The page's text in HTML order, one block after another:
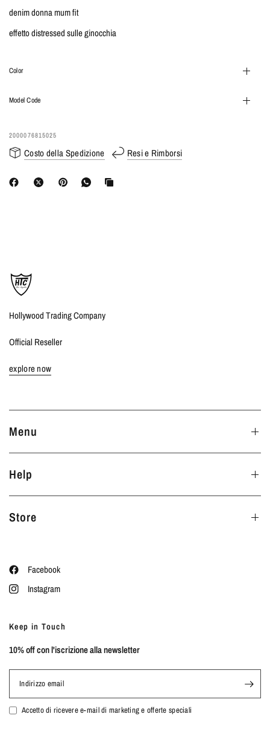
denim donna mum fit
effetto distressed sulle ginocchia
Color
Model Code
2000076815025
Costo della Spedizione Resi e Rimborsi
Hollywood Trading Company
Official Reseller
explore now
Menu
Help
Store
Facebook
Instagram
Keep in Touch
10% off con l'iscrizione alla newsletter
Indirizzo email
Accetto di ricevere e-mail di marketing e offerte speciali